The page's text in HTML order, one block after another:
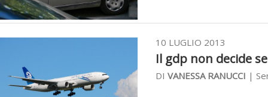
10 LUGLIO 2013
Il gdp non decide
DI VANESSA RANUCCI |